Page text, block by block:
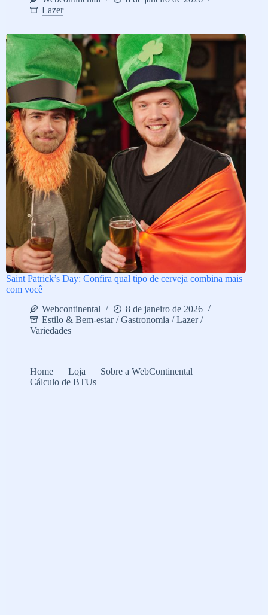
Lazer
Saint Patrick’s Day: Confira qual tipo de cerveja combina mais
com você
Webcontinental
8 de janeiro de 2026
Estilo & Bem-estar/Gastronomia /Lazer/
Variedades
Home Loja
Sobre a WebContinental
Cálculo de BTUs